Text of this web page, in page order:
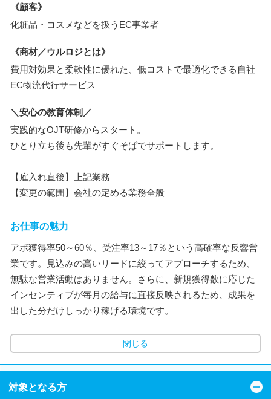
《顧客》
化粧品・コスメなどを扱うEC事業者
《商材／ウルロジとは》
費用対効果と柔軟性に優れた、低コストで最適化できる自社
EC物流代行サービス
＼安心の教育体制／
実践的なOJT研修からスタート。
ひとり立ち後も先輩がすぐそばでサポートします。
【雇入れ直後】上記業務
【変更の範囲】会社の定める業務全般
お仕事の魅力
アポ獲得率50～60％、受注率13～17％という高確率な反響営
業です。見込みの高いリードに絞ってアプローチするため、
無駄な営業活動はありません。さらに、新規獲得数に応じた
インセンティブが毎月の給与に直接反映されるため、成果を
出した分だけしっかり稼げる環境です。
閉じる
対象となる方